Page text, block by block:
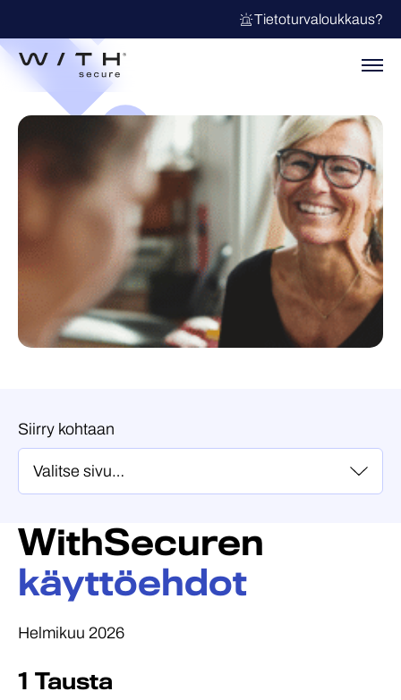
Tietoturvaloukkaus?
Siirry kohtaan
WithSecuren
käyttöehdot
Helmikuu 2026
1 Tausta